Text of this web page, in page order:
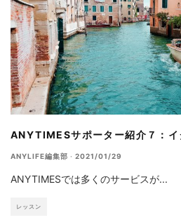
ANYTIMESサポーター紹介７：イ
ANYLIFE編集部 · 2021/01/29
ANYTIMESでは多くのサービスが...
レッスン